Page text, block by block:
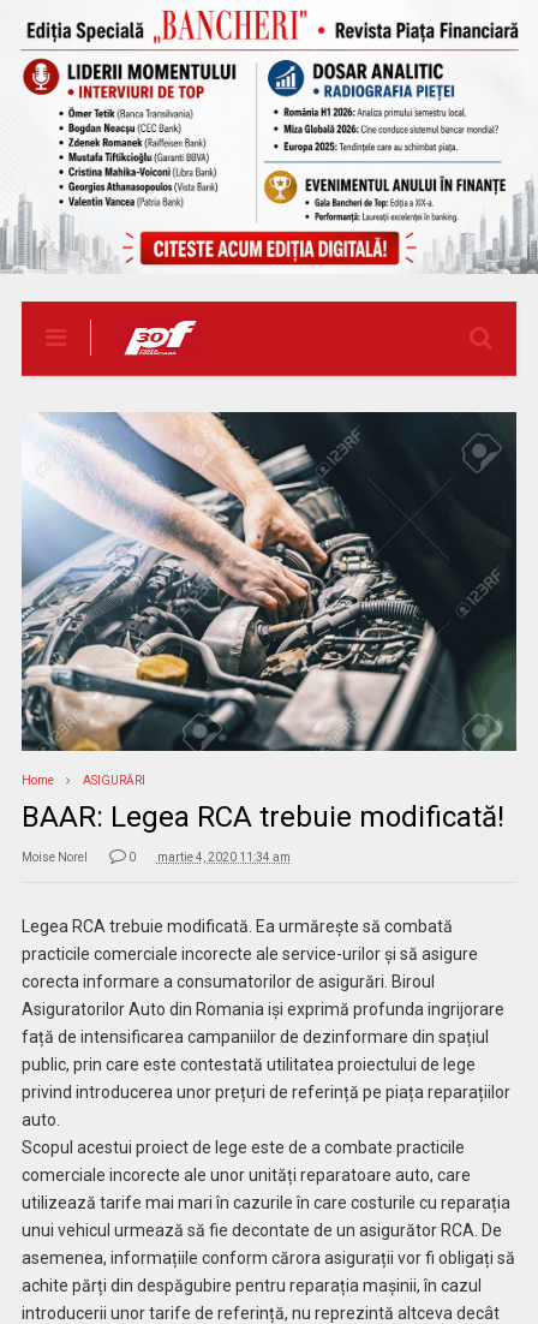
Home ASIGURĂRI
BAAR: Legea RCA trebuie modificată!
Moise Norel 0 martie 4, 2020 11:34 am
Legea RCA trebuie modificată. Ea urmărește să combată
practicile comerciale incorecte ale service-urilor și să asigure
corecta informare a consumatorilor de asigurări. Biroul
Asiguratorilor Auto din Romania iși exprimă profunda ingrijorare
față de intensificarea campaniilor de dezinformare din spațiul
public, prin care este contestată utilitatea proiectului de lege
privind introducerea unor prețuri de referință pe piața reparațiilor
auto.
Scopul acestui proiect de lege este de a combate practicile
comerciale incorecte ale unor unități reparatoare auto, care
utilizează tarife mai mari în cazurile în care costurile cu reparația
unui vehicul urmează să fie decontate de un asigurător RCA. De
asemenea, informațiile conform cărora asigurații vor fi obligați să
achite părți din despăgubire pentru reparația mașinii, în cazul
introducerii unor tarife de referință, nu reprezintă altceva decât